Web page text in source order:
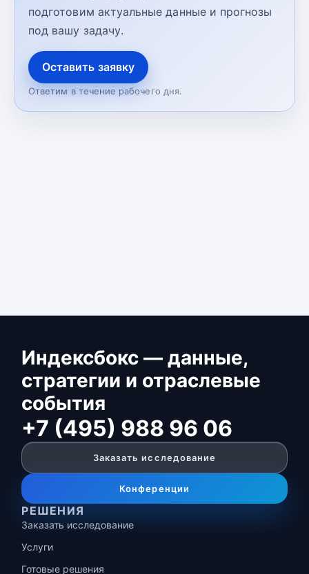
подготовим актуальные данные и прогнозы
под вашу задачу.
Оставить заявку
Ответим в течение рабочего дня.
Индексбокс — данные,
стратегии и отраслевые
события
+7 (495) 988 96 06
Заказать исследование
Конференции
РЕШЕНИЯ
Заказать исследование
Услуги
Готовые решения